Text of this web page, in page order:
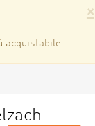
×
acquistabile